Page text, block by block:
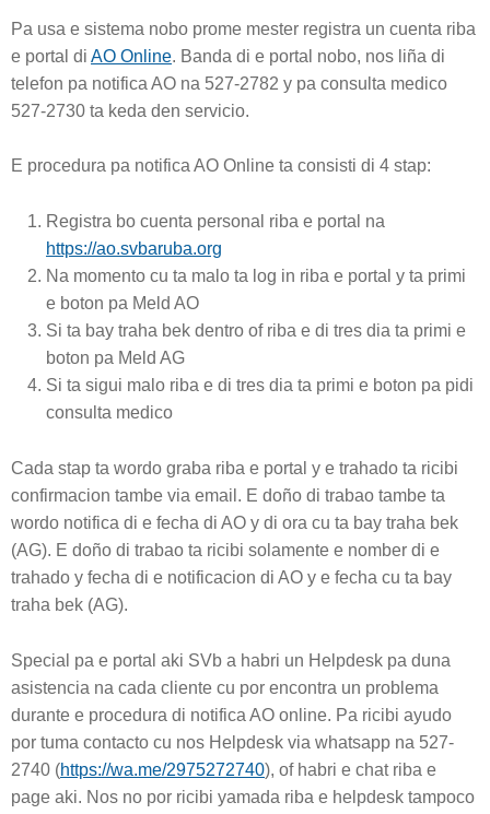
Pa usa e sistema nobo prome mester registra un cuenta riba
e portal di AO Online. Banda di e portal nobo, nos liña di
telefon pa notifica AO na 527-2782 y pa consulta medico
527-2730 ta keda den servicio.
E procedura pa notifica AO Online ta consisti di 4 stap:
Registra bo cuenta personal riba e portal na
https://ao.svbaruba.org
Na momento cu ta malo ta log in riba e portal y ta primi
e boton pa Meld AO
Si ta bay traha bek dentro of riba e di tres dia ta primi e
boton pa Meld AG
Si ta sigui malo riba e di tres dia ta primi e boton pa pidi
consulta medico
Cada stap ta wordo graba riba e portal y e trahado ta ricibi
confirmacion tambe via email. E doño di trabao tambe ta
wordo notifica di e fecha di AO y di ora cu ta bay traha bek
(AG). E doño di trabao ta ricibi solamente e nomber di e
trahado y fecha di e notificacion di AO y e fecha cu ta bay
traha bek (AG).
Special pa e portal aki SVb a habri un Helpdesk pa duna
asistencia na cada cliente cu por encontra un problema
durante e procedura di notifica AO online. Pa ricibi ayudo
por tuma contacto cu nos Helpdesk via whatsapp na 527-
2740 (https://wa.me/2975272740), of habri e chat riba e
page aki. Nos no por ricibi yamada riba e helpdesk tampoco